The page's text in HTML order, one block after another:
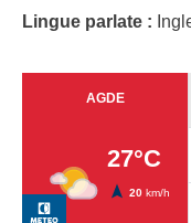
Lingue parlate :